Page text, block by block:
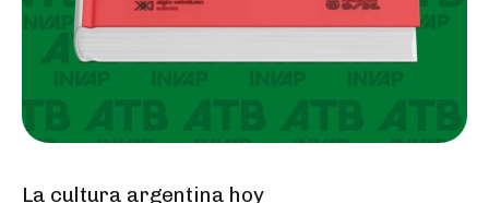
La cultura argentina hoy